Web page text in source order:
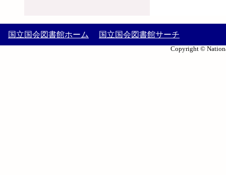
国立国会図書館ホーム 国立国会図書館サーチ
Copyright ©